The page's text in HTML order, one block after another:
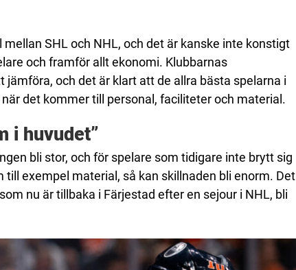
mellan SHL och NHL, och det är kanske inte konstigt
och framför allt ekonomi. Klubbarnas
jämföra, och det är klart att de allra bästa spelarna i
det kommer till personal, faciliteter och material.
i huvudet”
bli stor, och för spelare som tidigare inte brytt sig
exempel material, så kan skillnaden bli enorm. Det
nu är tillbaka i Färjestad efter en sejour i NHL, bli